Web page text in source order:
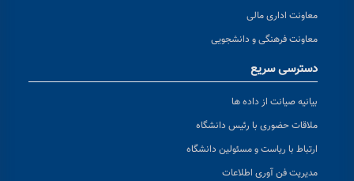
معاونت اداری مالی
معاونت فرهنگی و دانشجویی
دسترسی سریع
بیانیه صیانت از داده ها
ملاقات حضوری با رئیس دانشگاه
ارتباط با ریاست و مسئولین دانشگاه
مدیریت فن آوری اطلاعات